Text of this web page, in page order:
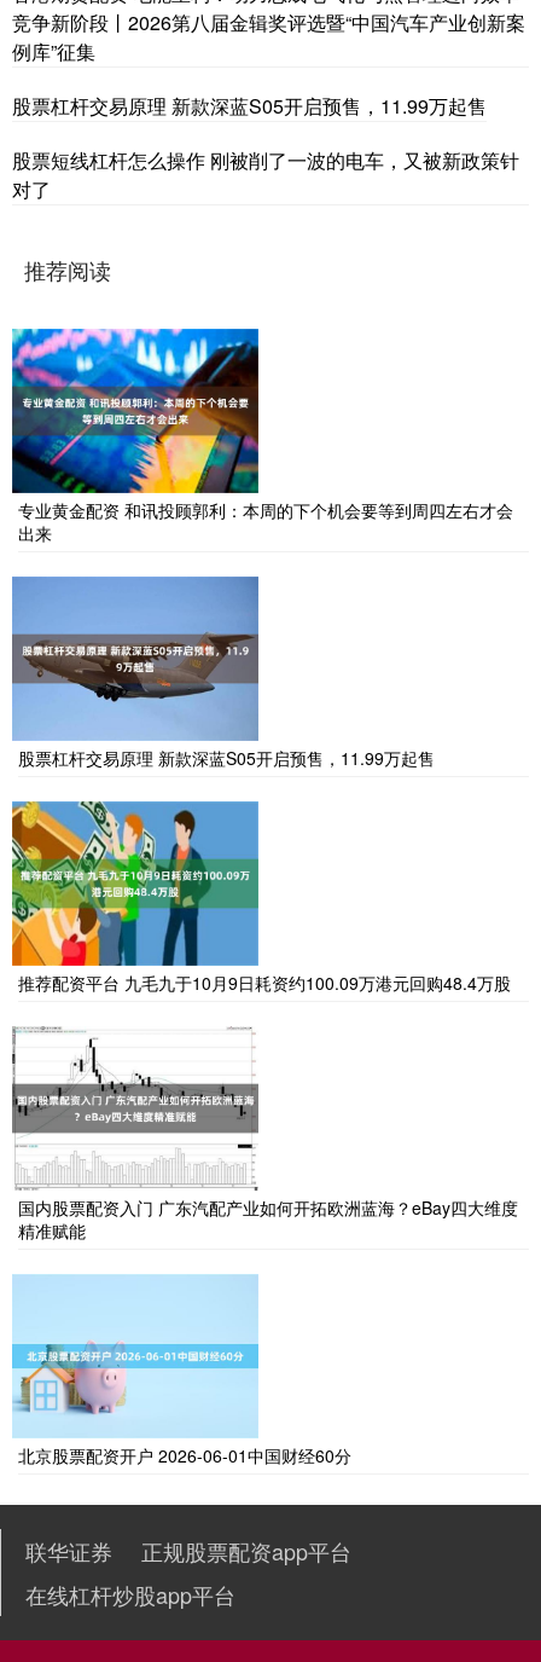
竞争新阶段丨2026第八届金辑奖评选暨“中国汽车产业创新案
例库”征集
股票杠杆交易原理 新款深蓝S05开启预售，11.99万起售
股票短线杠杆怎么操作 刚被削了一波的电车，又被新政策针
对了
推荐阅读
专业黄金配资 和讯投顾郭利：本周的下个机会要等到周四左右才会
出来
股票杠杆交易原理 新款深蓝S05开启预售，11.99万起售
推荐配资平台 九毛九于10月9日耗资约100.09万港元回购48.4万股
国内股票配资入门 广东汽配产业如何开拓欧洲蓝海？eBay四大维度
精准赋能
北京股票配资开户 2026-06-01中国财经60分
联华证券
正规股票配资app平台
在线杠杆炒股app平台